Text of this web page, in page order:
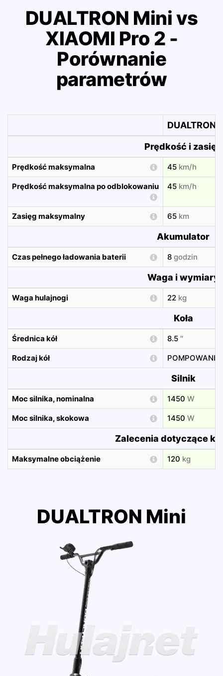
DUALTRON Mini vs
XIAOMI Pro 2 -
Porównanie
parametrów
DUALTRON
Prędkość i zasięg
Prędkość maksymalna 45 km/h
Prędkość maksymalna po odblokowaniu 45 km/h
Zasięg maksymalny 65 km
Akumulator
Czas pełnego ładowania baterii 8 godzin
Waga i wymiary
Waga hulajnogi 22 kg
Koła
Średnica kół 8.5 ″
Rodzaj kół POMPOWANE
Silnik
Moc silnika, nominalna 1450 W
Moc silnika, skokowa 1450 W
Zalecenia dotyczące
Maksymalne obciążenie 120 kg
DUALTRON Mini